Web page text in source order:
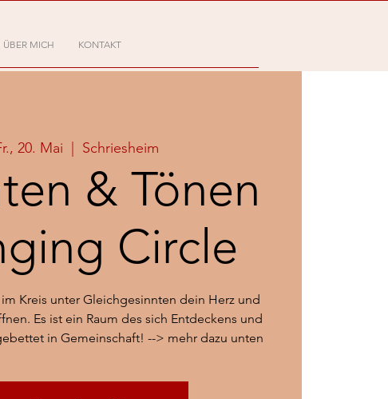
ÜBER MICH KONTAKT
20. Mai Schriesheim
& Tönen
Circle
Kreis unter Gleichgesinnten dein Herz und
Es ist ein Raum des sich Entdeckens und
in Gemeinschaft! --> mehr dazu unten